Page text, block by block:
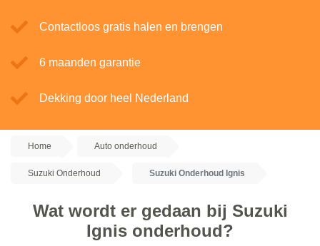
Contactloos gratis halen en brengen
6 maanden garantie
Dekking door heel Nederland
Home Auto onderhoud
Suzuki Onderhoud Suzuki Onderhoud Ignis
Wat wordt er gedaan bij Suzuki
Ignis onderhoud?